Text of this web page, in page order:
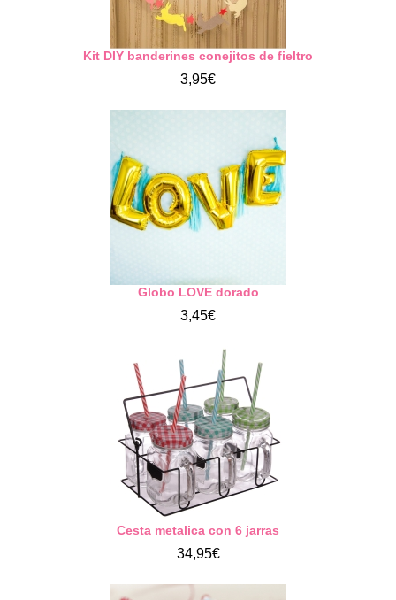
Kit DIY banderines conejitos de fieltro
3,95€
Globo LOVE dorado
3,45€
Cesta metalica con 6 jarras
34,95€